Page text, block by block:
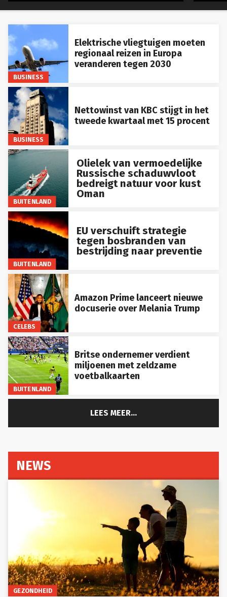
BUSINESS
Elektrische vliegtuigen moeten
regionaal reizen in Europa
veranderen tegen 2030
BUSINESS
Nettowinst van KBC stijgt in het
tweede kwartaal met 15 procent
BUITENLAND
Olielek van vermoedelijke
Russische schaduwvloot
bedreigt natuur voor kust
Oman
BUITENLAND
EU verschuift strategie
tegen bosbranden van
bestrijding naar preventie
CELEBS
Amazon Prime lanceert nieuwe
docuserie over Melania Trump
BUITENLAND
Britse ondernemer verdient
miljoenen met zeldzame
voetbalkaarten
LEES MEER...
NEWS
GEZONDHEID